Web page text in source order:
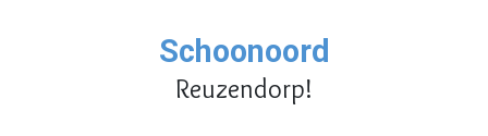
Schoonoord
Reuzendorp!